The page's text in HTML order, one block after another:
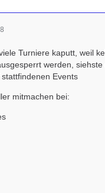
Turniere kaputt, weil
werden,
Events
mitmachen bei: